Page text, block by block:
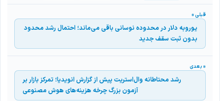
یوروبه دلار در محدوده نوسانی باقی می‌ماند؛ احتمال رشد محدود
بدون ثبت سقف جدید
رشد محتاطانه وال‌استریت پیش از گزارش انویدیا؛ تمرکز بازار بر
آزمون بزرگ چرخه هزینه‌های هوش مصنوعی